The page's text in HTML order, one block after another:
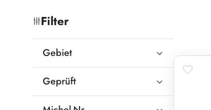
Filter
Gebiet
Geprüft